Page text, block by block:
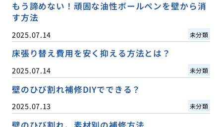
もう諦めない！頑固な油性ボールペンを壁から消
す方法
2025.07.14 未分類
床張り替え費用を安く抑える方法とは？
2025.07.14 未分類
壁のひび割れ補修DIYでできる？
2025.07.13 未分類